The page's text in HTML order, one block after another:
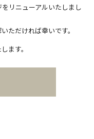
リニューアルいたしまし
ただければ幸いです。
ます。